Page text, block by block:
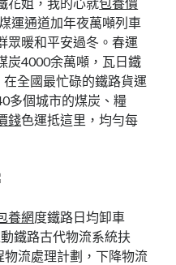
運通道加年夜萬噸列車
眾暖和平安過冬。春運
炭4000余萬噸，瓦日鐵
全國最忙碌的鐵路貨運
多個城市的煤炭、糧
錢色運抵這里，均勻每
養網度鐵路日均卸車
鐵路古代物流系統扶
物流處理計劃，下降物流